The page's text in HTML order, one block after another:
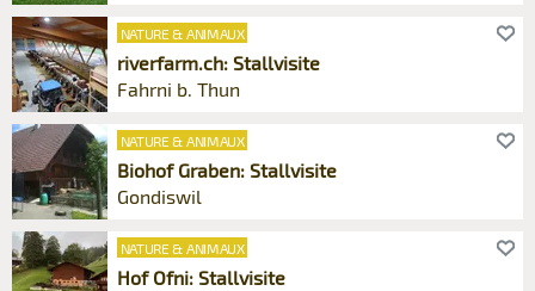
NATURE & ANIMAUX
riverfarm.ch: Stallvisite
Fahrni b. Thun
NATURE & ANIMAUX
Biohof Graben: Stallvisite
Gondiswil
NATURE & ANIMAUX
Hof Ofni: Stallvisite